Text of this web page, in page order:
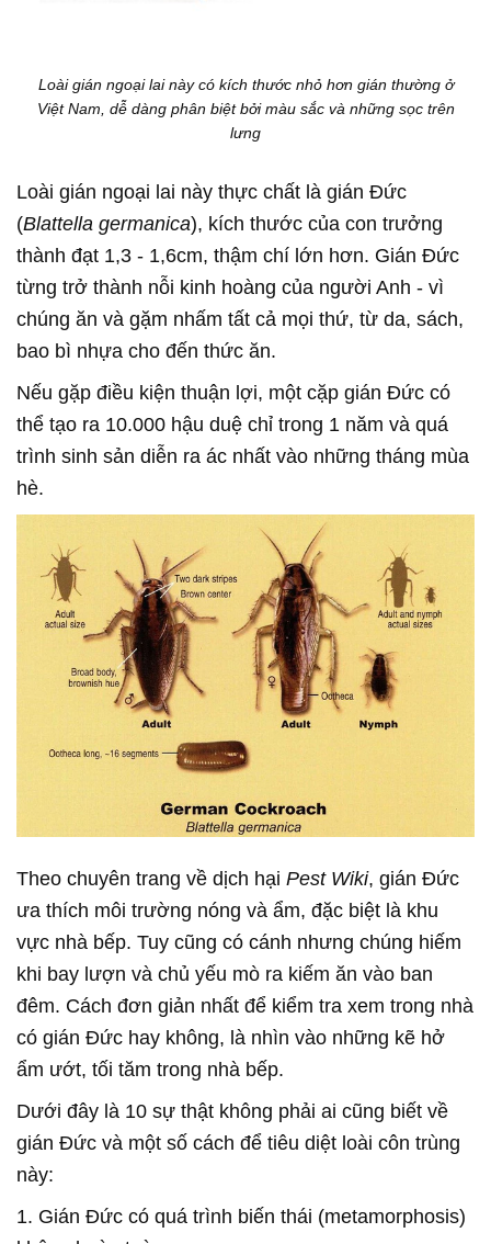
Loài gián ngoại lai này có kích thước nhỏ hơn gián thường ở
Việt Nam, dễ dàng phân biệt bởi màu sắc và những sọc trên
lưng
Loài gián ngoại lai này thực chất là gián Đức
(Blattella germanica), kích thước của con trưởng
thành đạt 1,3 - 1,6cm, thậm chí lớn hơn. Gián Đức
từng trở thành nỗi kinh hoàng của người Anh - vì
chúng ăn và gặm nhấm tất cả mọi thứ, từ da, sách,
bao bì nhựa cho đến thức ăn.
Nếu gặp điều kiện thuận lợi, một cặp gián Đức có
thể tạo ra 10.000 hậu duệ chỉ trong 1 năm và quá
trình sinh sản diễn ra ác nhất vào những tháng mùa
hè.
Theo chuyên trang về dịch hại Pest Wiki, gián Đức
ưa thích môi trường nóng và ẩm, đặc biệt là khu
vực nhà bếp. Tuy cũng có cánh nhưng chúng hiếm
khi bay lượn và chủ yếu mò ra kiếm ăn vào ban
đêm. Cách đơn giản nhất để kiểm tra xem trong nhà
có gián Đức hay không, là nhìn vào những kẽ hở
ẩm ướt, tối tăm trong nhà bếp.
Dưới đây là 10 sự thật không phải ai cũng biết về
gián Đức và một số cách để tiêu diệt loài côn trùng
này:
1. Gián Đức có quá trình biến thái (metamorphosis)